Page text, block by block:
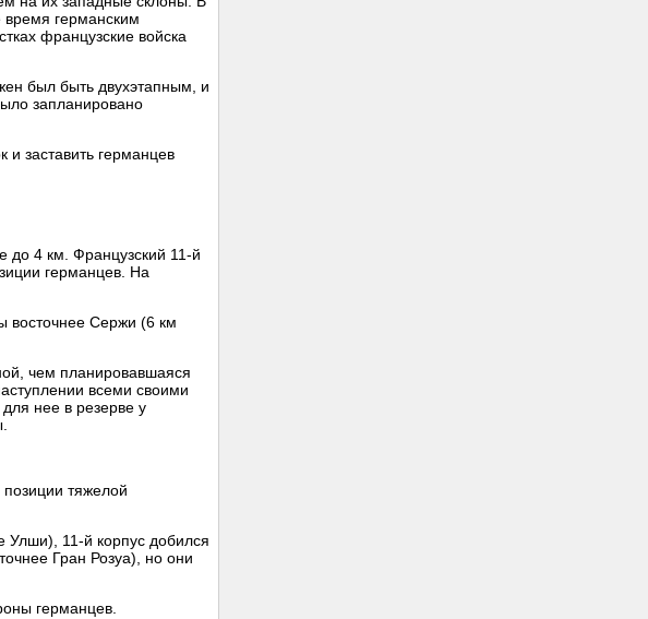
германским
французские войска
был быть двухэтапным, и
запланировано
и заставить германцев
до 4 км. Французский 11-й
германцев. На
восточнее Сержи (6 км
чем планировавшаяся
всеми своими
нее в резерве у
тяжелой
Улши), 11-й корпус добился
Гран Розуа), но они
германцев.